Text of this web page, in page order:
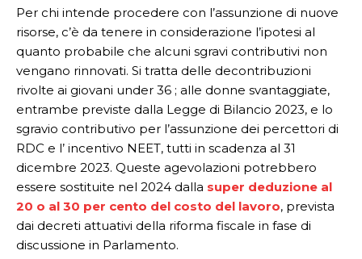
Per chi intende procedere con l’assunzione di nuove
risorse, c’è da tenere in considerazione l’ipotesi al
quanto probabile che alcuni sgravi contributivi non
vengano rinnovati. Si tratta delle decontribuzioni
rivolte ai giovani under 36 ; alle donne svantaggiate,
entrambe previste dalla Legge di Bilancio 2023, e lo
sgravio contributivo per l’assunzione dei percettori di
RDC e l’ incentivo NEET, tutti in scadenza al 31
dicembre 2023. Queste agevolazioni potrebbero
essere sostituite nel 2024 dalla super deduzione al
20 o al 30 per cento del costo del lavoro, prevista
dai decreti attuativi della riforma fiscale in fase di
discussione in Parlamento.